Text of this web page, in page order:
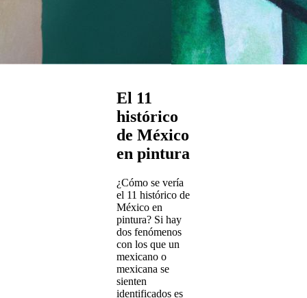
El 11
histórico
de México
en pintura
¿Cómo se vería
el 11 histórico de
México en
pintura? Si hay
dos fenómenos
con los que un
mexicano o
mexicana se
sienten
identificados es